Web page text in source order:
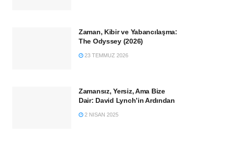
Zaman, Kibir ve Yabancılaşma:
The Odyssey (2026)
23 TEMMUZ 2026
Zamansız, Yersiz, Ama Bize
Dair: David Lynch’in Ardından
2 NISAN 2025